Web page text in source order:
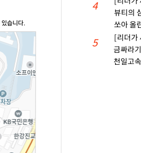
습니다.
4
뷰티의
쏘아 올
OGM’
5
[리더가
금싸라
천일고